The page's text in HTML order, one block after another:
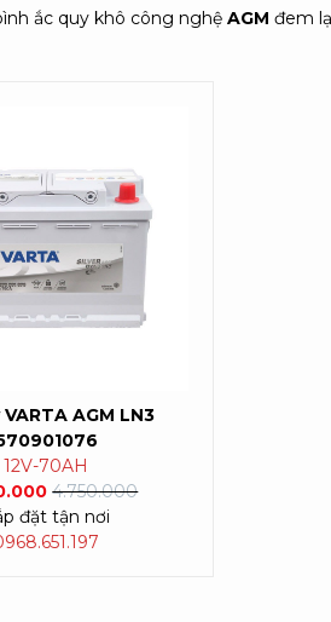
ắc quy khô công nghệ AGM đem
VARTA AGM LN3
12V-70AH
4.750.000
đặt tận nơi